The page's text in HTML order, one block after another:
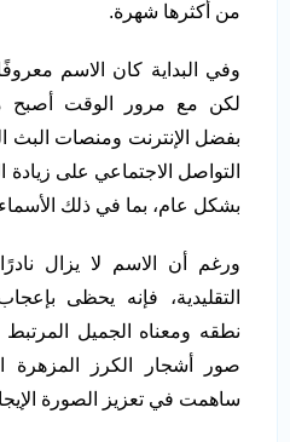
من أكثرها شهرة.
وفي البداية كان الاسم
لكن مع مرور الوقت أصبح
بفضل الإنترنت ومنصات البث
التواصل الاجتماعي على زيادة
بشكل عام، بما في ذلك الأسماء
ورغم أن الاسم لا يزال نادرًا
التقليدية، فإنه يحظى
نطقه ومعناه الجميل المرتبط
صور أشجار الكرز المزهرة
ساهمت في تعزيز الصورة